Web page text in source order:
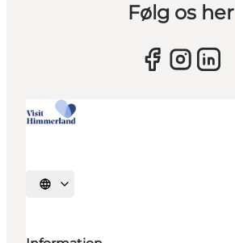
Følg os her
Sprache auswählen